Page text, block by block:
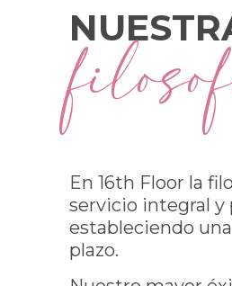
En 16th Floor la
servicio integral y
estableciendo
plazo.